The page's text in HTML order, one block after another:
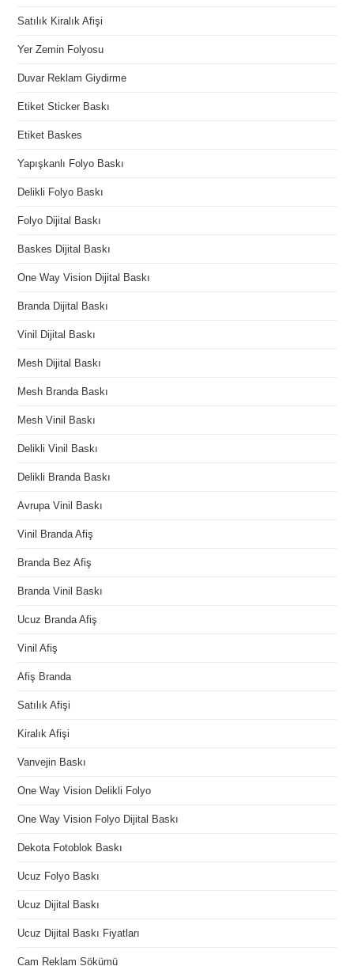
Satılık Kiralık Afişi
Yer Zemin Folyosu
Duvar Reklam Giydirme
Etiket Sticker Baskı
Etiket Baskes
Yapışkanlı Folyo Baskı
Delikli Folyo Baskı
Folyo Dijital Baskı
Baskes Dijital Baskı
One Way Vision Dijital Baskı
Branda Dijital Baskı
Vinil Dijital Baskı
Mesh Dijital Baskı
Mesh Branda Baskı
Mesh Vinil Baskı
Delikli Vinil Baskı
Delikli Branda Baskı
Avrupa Vinil Baskı
Vinil Branda Afiş
Branda Bez Afiş
Branda Vinil Baskı
Ucuz Branda Afiş
Vinil Afiş
Afiş Branda
Satılık Afişi
Kiralık Afişi
Vanvejin Baskı
One Way Vision Delikli Folyo
One Way Vision Folyo Dijital Baskı
Dekota Fotoblok Baskı
Ucuz Folyo Baskı
Ucuz Dijital Baskı
Ucuz Dijital Baskı Fiyatları
Cam Reklam Sökümü